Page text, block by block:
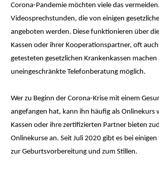
Corona-Pandemie möchten viele das
Videosprechstunden, die von einigen
angeboten werden. Diese funktionieren über
Kassen oder ihrer Kooperationspartner, oft
getesteten gesetzlichen Krankenkassen
uneingeschränkte Telefonberatung möglich.
Wer zu Beginn der Corona-Krise mit einem
angefangen hat, kann ihn häufig als Onlinekurs
Kassen oder ihre zertifizierten Partner bieten
Onlinekurse an. Seit Juli 2020 gibt es bei
zur Geburtsvorbereitung und zum Stillen.